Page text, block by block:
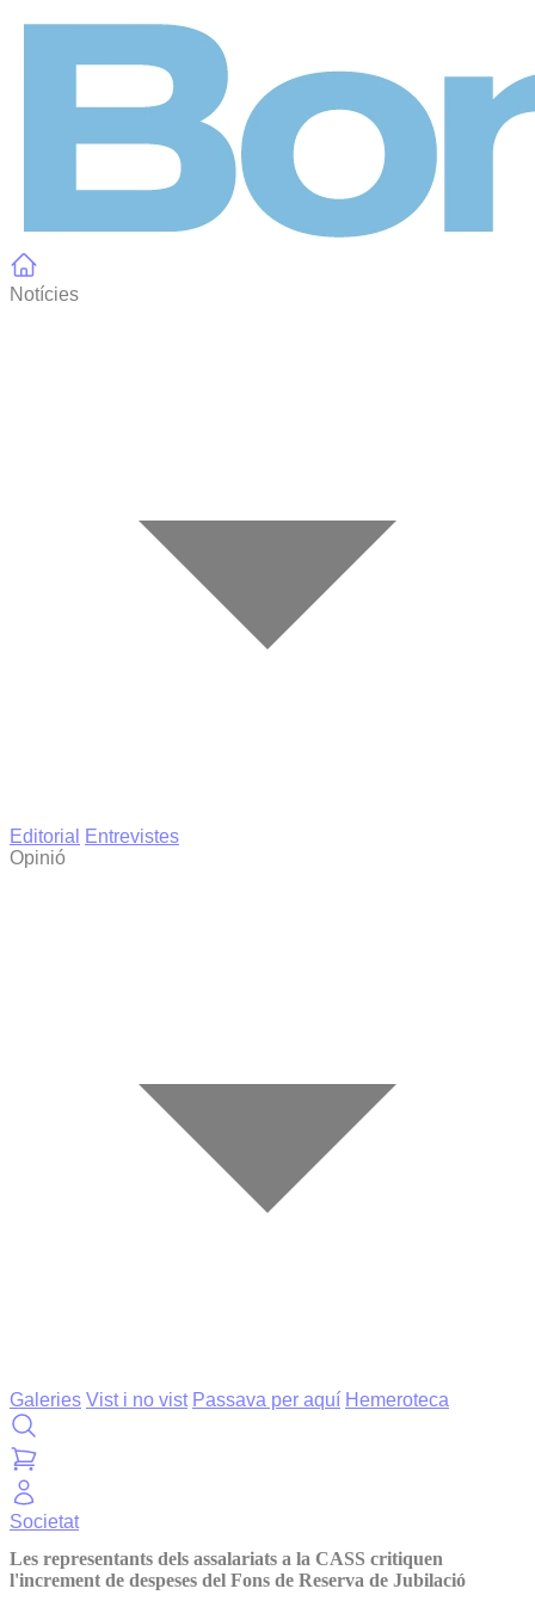
Notícies
Editorial
Entrevistes
Opinió
Galeries Vist i no vist Passava per aquí Hemeroteca
Societat
Les representants dels assalariats a la CASS critiquen
l'increment de despeses del Fons de Reserva de Jubilació